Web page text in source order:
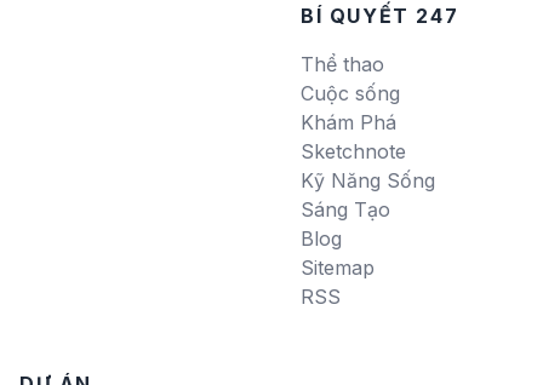
BÍ QUYẾT 247
Thể thao
Cuộc sống
Khám Phá
Sketchnote
Kỹ Năng Sống
Sáng Tạo
Blog
Sitemap
RSS